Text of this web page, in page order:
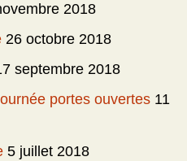
2018
26 octobre 2018
septembre 2018
portes ouvertes 11
5 juillet 2018